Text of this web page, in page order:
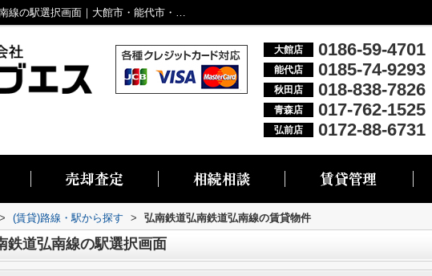
弘南鉄道弘南鉄道弘南線の駅選択画面｜大館市・能代市・秋田市・青森市・弘前市の不動産情報なら株式会社リブエス
大館店 0186-59-4701
能代店 0185-74-9293
秋田店 018-838-7826
青森店 017-762-1525
弘前店 0172-88-6731
> (賃貸)路線・駅から探す > 弘南鉄道弘南鉄道弘南線の賃貸物件
鉄道弘南線の駅選択画面